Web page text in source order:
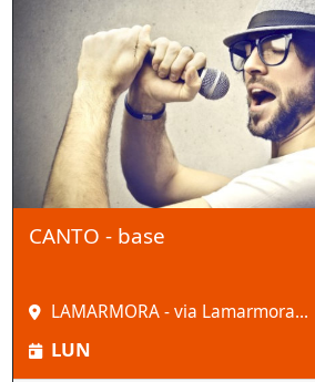
CANTO - base
LAMARMORA - via Lamarmora...
LUN